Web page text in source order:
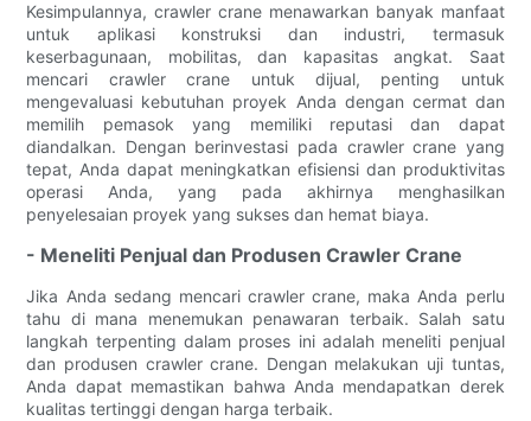
Kesimpulannya, crawler crane menawarkan banyak manfaat
untuk aplikasi konstruksi dan industri, termasuk
keserbagunaan, mobilitas, dan kapasitas angkat. Saat
mencari crawler crane untuk dijual, penting untuk
mengevaluasi kebutuhan proyek Anda dengan cermat dan
memilih pemasok yang memiliki reputasi dan dapat
diandalkan. Dengan berinvestasi pada crawler crane yang
tepat, Anda dapat meningkatkan efisiensi dan produktivitas
operasi Anda, yang pada akhirnya menghasilkan
penyelesaian proyek yang sukses dan hemat biaya.
- Meneliti Penjual dan Produsen Crawler Crane
Jika Anda sedang mencari crawler crane, maka Anda perlu
tahu di mana menemukan penawaran terbaik. Salah satu
langkah terpenting dalam proses ini adalah meneliti penjual
dan produsen crawler crane. Dengan melakukan uji tuntas,
Anda dapat memastikan bahwa Anda mendapatkan derek
kualitas tertinggi dengan harga terbaik.